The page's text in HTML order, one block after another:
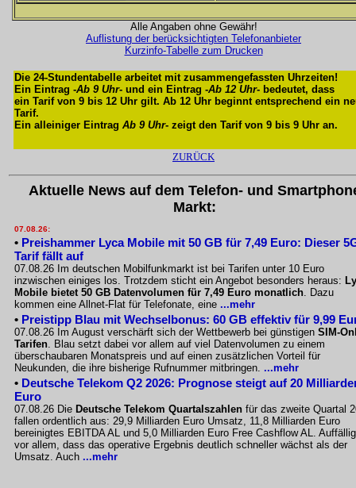
Alle Angaben ohne Gewähr!
Auflistung der berücksichtigten Telefonanbieter
Kurzinfo-Tabelle zum Drucken
Die 24-Stundentabelle arbeitet mit zusammengefassten Uhrzeiten!
Ein Eintrag -Ab 9 Uhr- und ein Eintrag -Ab 12 Uhr- bedeutet, dass
ein Tarif von 9 bis 12 Uhr gilt. Ab 12 Uhr beginnt entsprechend ein
Tarif.
Ein alleiniger Eintrag Ab 9 Uhr- zeigt den Tarif von 9 bis 9 Uhr an.
ZURÜCK
Aktuelle News auf dem Telefon- und
Markt:
07.08.26:
• Preishammer Lyca Mobile mit 50 GB für 7,49 Euro: Dieser
Tarif fällt auf
07.08.26 Im deutschen Mobilfunkmarkt ist bei Tarifen unter 10 Euro
inzwischen einiges los. Trotzdem sticht ein Angebot besonders heraus:
Mobile bietet 50 GB Datenvolumen für 7,49 Euro monatlich. Dazu
kommen eine Allnet-Flat für Telefonate, eine ...mehr
• Preistipp Blau mit Wechselbonus: 60 GB effektiv für 9,99
07.08.26 Im August verschärft sich der Wettbewerb bei günstigen SIM-
Tarifen. Blau setzt dabei vor allem auf viel Datenvolumen zu einem
überschaubaren Monatspreis und auf einen zusätzlichen Vorteil für
Neukunden, die ihre bisherige Rufnummer mitbringen. ...mehr
• Deutsche Telekom Q2 2026: Prognose steigt auf 20
Euro
07.08.26 Die Deutsche Telekom Quartalszahlen für das zweite Quartal
fallen ordentlich aus: 29,9 Milliarden Euro Umsatz, 11,8 Milliarden Euro
bereinigtes EBITDA AL und 5,0 Milliarden Euro Free Cashflow AL.
vor allem, dass das operative Ergebnis deutlich schneller wächst als der
Umsatz. Auch ...mehr